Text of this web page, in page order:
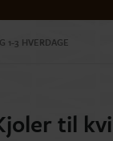
1-3 HVERDAGE
til